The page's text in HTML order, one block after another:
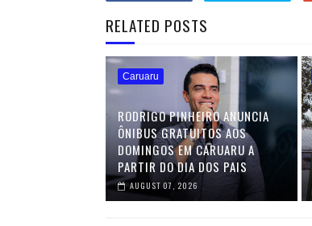
RELATED POSTS
Caruaru
RODRIGO PINHEIRO ANUNCIA
ÔNIBUS GRATUITOS AOS
DOMINGOS EM CARUARU A
PARTIR DO DIA DOS PAIS
AUGUST 07, 2026